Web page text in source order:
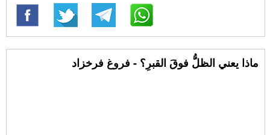
ماذا يعني الظلُّ فوقَ القبرِ؟ - فروغ فرخزاد